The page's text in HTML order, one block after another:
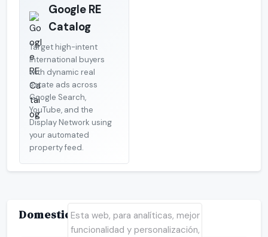
Google RE
Catalog
Target high-intent
international buyers
with dynamic real
estate ads across
Google Search,
YouTube, and the
Display Network using
your automated
property feed.
Domestic portalsEsta web, para analíticas, mejor
funcionalidad y personalización,